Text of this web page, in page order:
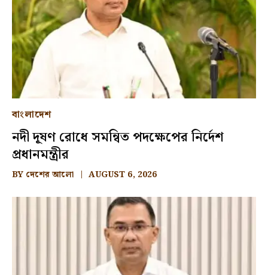
বাংলাদেশ
নদী দূষণ রোধে সমন্বিত পদক্ষেপের নির্দেশ
প্রধানমন্ত্রীর
BY দেশের আলো AUGUST 6, 2026